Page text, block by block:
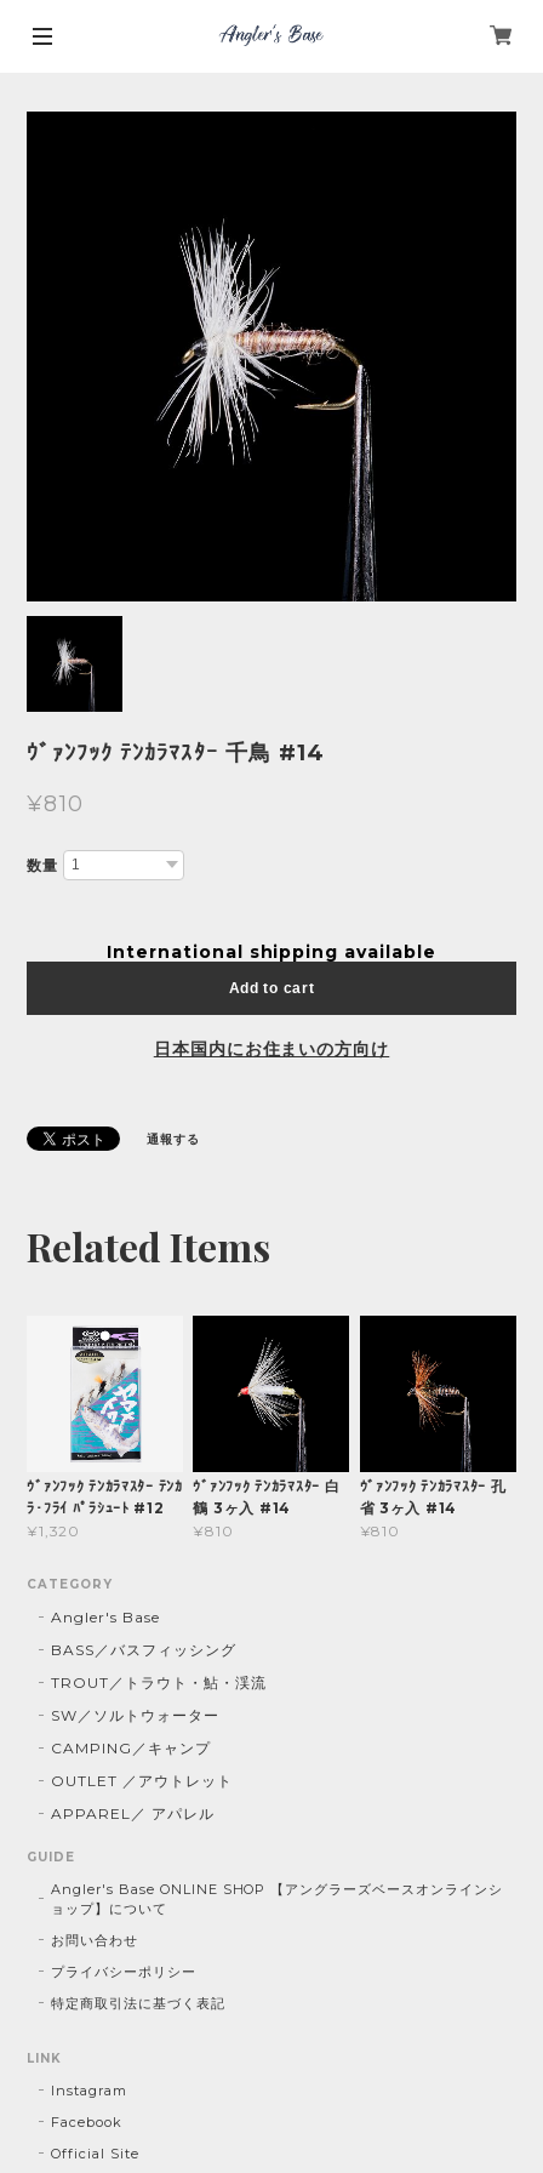
ｳﾞｧﾝﾌｯｸ ﾃﾝｶﾗﾏｽﾀｰ 千鳥 #14
¥810
数量
International shipping available
Add to cart
日本国内にお住まいの方向け
通報する
Related Items
ｳﾞｧﾝﾌｯｸ ﾃﾝｶﾗﾏｽﾀｰ ﾃﾝｶ
ﾗ･ﾌﾗｲ ﾊﾟﾗｼｭｰﾄ #12
¥1,320
ｳﾞｧﾝﾌｯｸ ﾃﾝｶﾗﾏｽﾀｰ 白
鶴 3ヶ入 #14
¥810
ｳﾞｧﾝﾌｯｸ ﾃﾝｶﾗﾏｽﾀｰ 孔
省 3ヶ入 #14
¥810
CATEGORY
Angler's Base
BASS／バスフィッシング
TROUT／トラウト・鮎・渓流
SW／ソルトウォーター
CAMPING／キャンプ
OUTLET ／アウトレット
APPAREL／ アパレル
GUIDE
Angler's Base ONLINE SHOP 【アングラーズベースオンラインシ
ョップ】について
お問い合わせ
プライバシーポリシー
特定商取引法に基づく表記
LINK
Instagram
Facebook
Official Site